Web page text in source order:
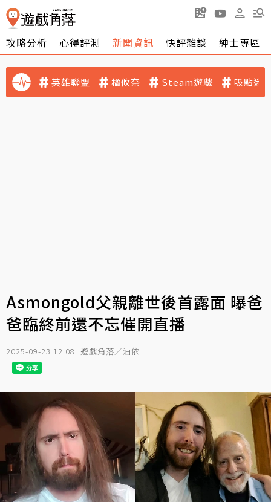
攻略分析 心得評測 新聞資訊 快評雜談 紳士專區
英雄聯盟 橘攸奈 Steam遊戲 吸點迷
Asmongold父親離世後首露面 曝爸
爸臨終前還不忘催開直播
2025-09-23 12:08 遊戲角落／油依